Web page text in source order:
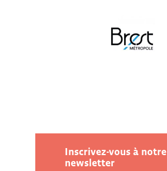
Inscrivez-vous à notre
newsletter